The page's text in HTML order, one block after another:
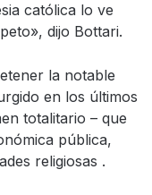
católica lo ve
dijo Bottari.
la notable
en los últimos
totalitario – que
pública,
religiosas .